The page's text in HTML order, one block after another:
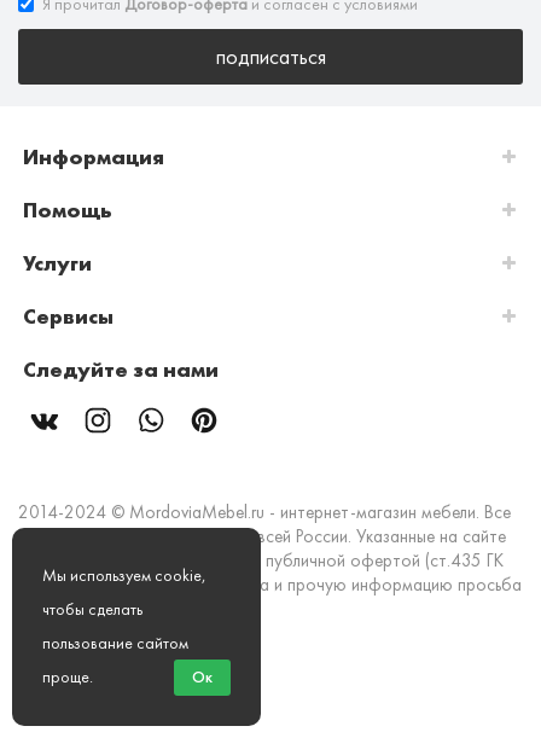
подписаться
Информация
Помощь
Услуги
Сервисы
Следуйте за нами
2014-2024 © MordoviaMebel.ru - интернет-магазин мебели. Все
права защищены. Доставка по всей России. Указанные на сайте
цены и информация не являются публичной офертой (ст.435 ГК
РФ). Стоимость, наличие товара и прочую информацию просьба
уточнять в офисах продаж.
Мы принимаем к оплате:
Мы используем cookie,
чтобы сделать
пользование сайтом
проще. Ок